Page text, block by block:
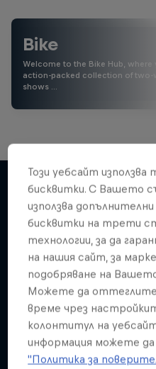
Bike
Welcome to the Bike Hub, where
action-packed collection of two-
shows …
Подобни
Този уебсайт използва
бисквитки. С Вашето
използва
бисквитки на трети
технологии, за да
на нашия сайт, за
подобряване на
Можете да оттеглите
време чрез
колонтитул на
информация можете
"Политика за